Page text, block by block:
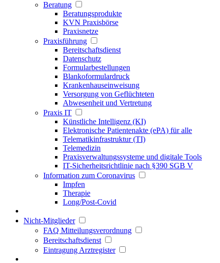
Beratung
Beratungsprodukte
KVN Praxisbörse
Praxisnetze
Praxisführung
Bereitschaftsdienst
Datenschutz
Formularbestellungen
Blankoformulardruck
Krankenhauseinweisung
Versorgung von Geflüchteten
Abwesenheit und Vertretung
Praxis IT
Künstliche Intelligenz (KI)
Elektronische Patientenakte (ePA) für alle
Telematikinfrastruktur (TI)
Telemedizin
Praxisverwaltungssysteme und digitale Tools
IT-Sicherheitsrichtlinie nach §390 SGB V
Information zum Coronavirus
Impfen
Therapie
Long/Post-Covid
Nicht-Mitglieder
FAQ Mitteilungsverordnung
Bereitschaftsdienst
Eintragung Arztregister